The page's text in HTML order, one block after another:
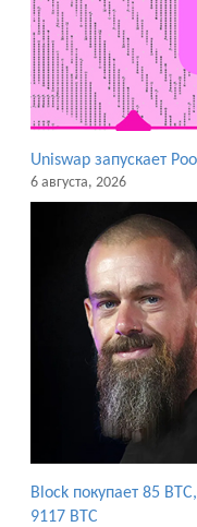
Uniswap запускает
6 августа, 2026
Block покупает 85
9117 BTC